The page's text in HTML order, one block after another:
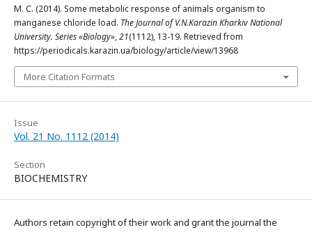
М. С. (2014). Some metabolic response of animals organism to
manganese chloride load. The Journal of V.N.Karazin Kharkiv National
University. Series «Biology»,21(1112), 13-19. Retrieved from
https://periodicals.karazin.ua/biology/article/view/13968
More Citation Formats
Issue
Vol. 21 No. 1112 (2014)
Section
BIOCHEMISTRY
Authors retain copyright of their work and grant the journal the